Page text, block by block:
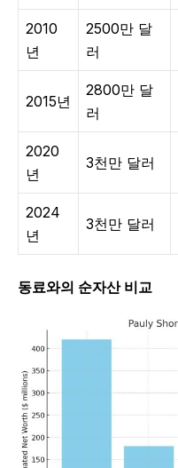
2010
년
2500만 달
러
2015년
2800만 달
러
2020
년
3천만 달러
2024
년
3천만 달러
동료와의 순자산 비교